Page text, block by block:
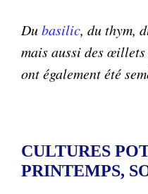
Dubasilic, du thym,
mais aussi des œillets
ont également été
CULTURES
PRINTEMPS,